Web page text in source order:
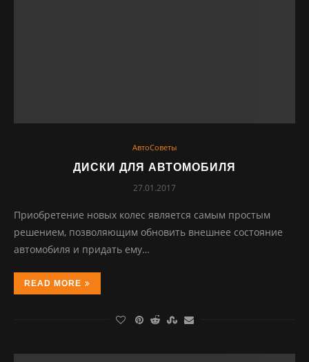
АвтоСоветы
ДИСКИ ДЛЯ АВТОМОБИЛЯ
27.01.2017
Приобретение новых колес является самым простым
решением, позволяющим обновить внешнее состояние
автомобиля и придать ему…
READ MORE